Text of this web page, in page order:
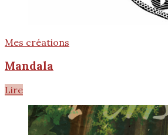
Mes créations
Mandala
Lire